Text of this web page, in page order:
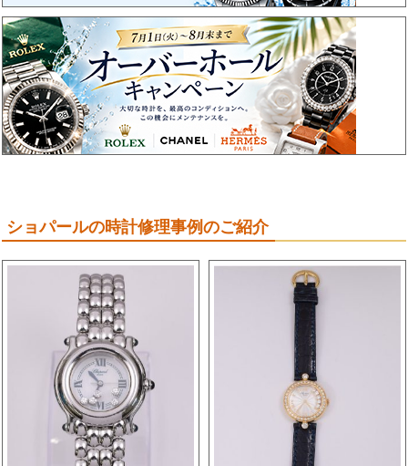
ショパールの時計修理事例のご紹介